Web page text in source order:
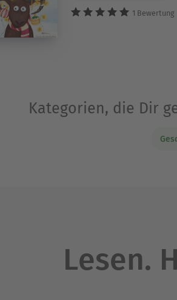
1 Bewertung
Kategorien, die Dir
Lesen.